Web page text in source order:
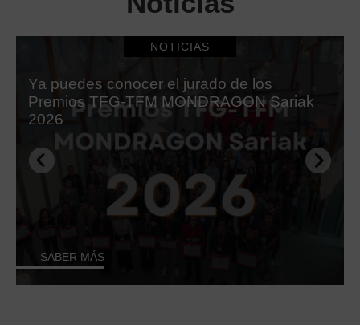
NOTICIAS
Ya puedes conocer el jurado de los
Premios TFG-TFM MONDRAGON Sariak
2026
SABER MÁS